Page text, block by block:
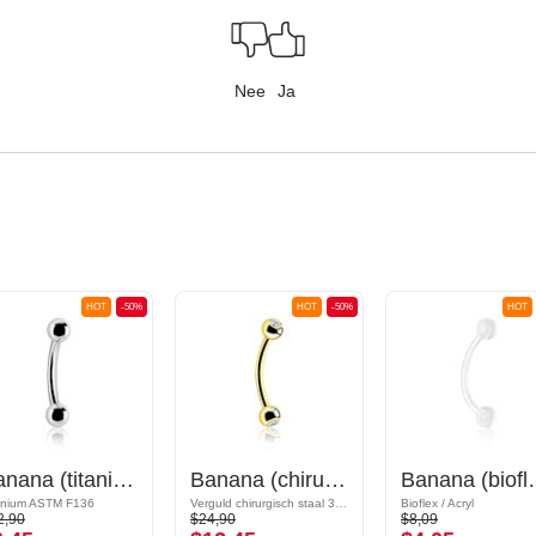
Nee Ja
-50%
HOT
Banana (titanium, geanodiseerd) met balletjes
ASTM F136
-50%
HOT
Banana (chirurgisch staal, goud, glanzende afwerking) met kristalsteentjes
$24,90
HOT
Banana
Bioflex / Acryl
$8,09